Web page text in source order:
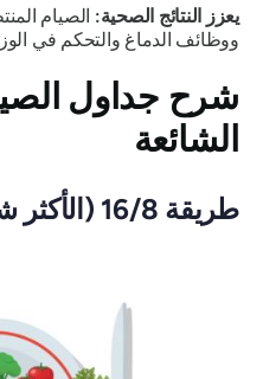
يعزز النتائج الصحية:الصيام
ووظائف الدماغ والتحكم في
شرح جداول
الشائعة
طريقة 16/8 (الأكثر شيوعًا)